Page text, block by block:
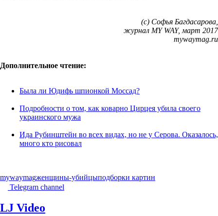
(c) Софья Багдасарова,
журнал MY WAY, март 2017
mywaymag.ru
Дополнительное чтение:
Была ли Юдифь шпионкой Моссад?
Подробности о том, как коварно Цирцея убила своего
украинского мужа
Ида Рубинштейн во всех видах, но не у Серова. Оказалось,
много кто рисовал
mywaymagженщины-убийцыподборки картин
Telegram channel
LJ Video